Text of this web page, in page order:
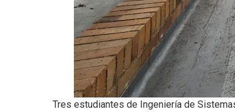
Tres estudiantes de Ingeniería de